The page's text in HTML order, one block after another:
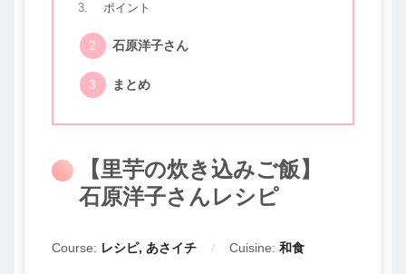
ポイント
石原洋子さん
まとめ
【里芋の炊き込みご飯】
石原洋子さんレシピ
Course: レシピ, あさイチ Cuisine: 和食